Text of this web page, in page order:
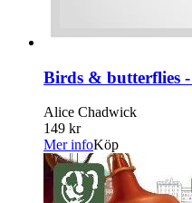
Birds & butterflies
Alice Chadwick
149 kr
Mer infoKöp